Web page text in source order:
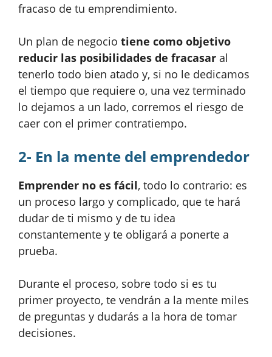
fracaso de tu emprendimiento.
Un plan de negocio tiene como objetivo
reducir las posibilidades de fracasar al
tenerlo todo bien atado y, si no le dedicamos
el tiempo que requiere o, una vez terminado
lo dejamos a un lado, corremos el riesgo de
caer con el primer contratiempo.
2- En la mente del emprendedor
Emprender no es fácil, todo lo contrario: es
un proceso largo y complicado, que te hará
dudar de ti mismo y de tu idea
constantemente y te obligará a ponerte a
prueba.
Durante el proceso, sobre todo si es tu
primer proyecto, te vendrán a la mente miles
de preguntas y dudarás a la hora de tomar
decisiones.